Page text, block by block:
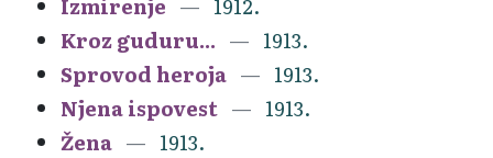
Kroz guduru...
1913.
Sprovod heroja
1913.
Njena ispovest
1913.
Žena
1913.